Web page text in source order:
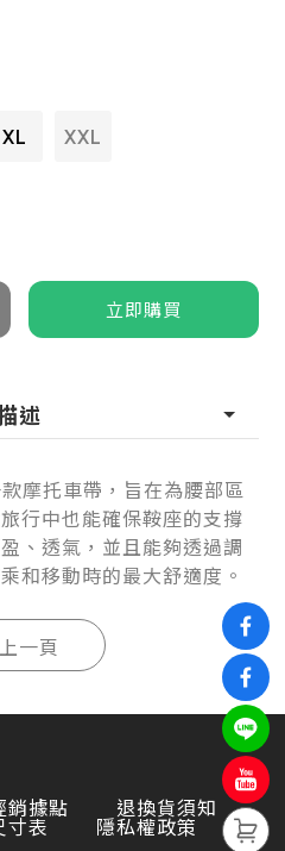
XL XXL
述
摩托車帶，旨在為腰部區
行中也能確保鞍座的支撐
、透氣，並且能夠透過調
和移動時的最大舒適度。
銷據點 退換貨須知
寸表 隱私權政策